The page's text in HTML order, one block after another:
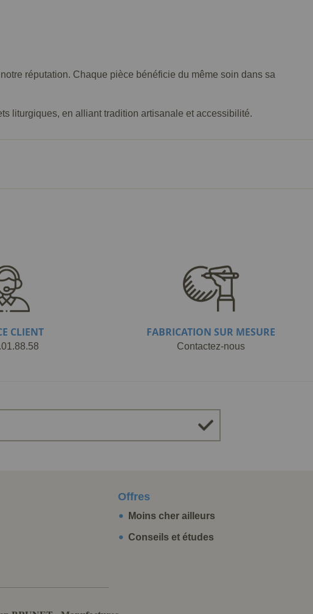
réputation. Chaque pièce bénéficie du même soin dans sa
liturgiques, en alliant tradition artisanale et accessibilité.
CLIENT FABRICATION SUR MESURE
Contactez-nous
Offres
Moins cher ailleurs
Conseils et études